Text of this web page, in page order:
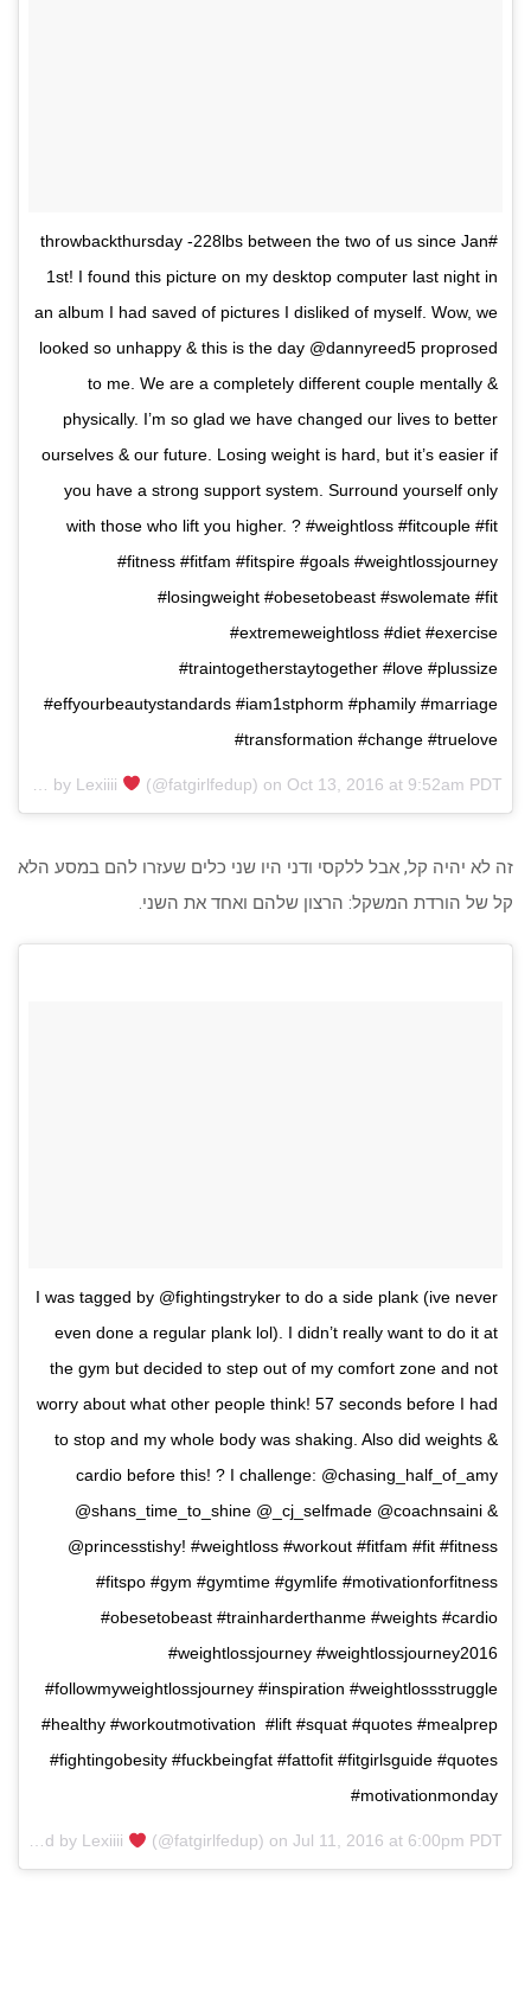
#throwbackthursday -228lbs between the two of us since Jan
1st! I found this picture on my desktop computer last night in
an album I had saved of pictures I disliked of myself. Wow, we
looked so unhappy & this is the day @dannyreed5 proprosed
to me. We are a completely different couple mentally &
physically. I’m so glad we have changed our lives to better
ourselves & our future. Losing weight is hard, but it’s easier if
you have a strong support system. Surround yourself only
with those who lift you higher. ? #weightloss #fitcouple #fit
#fitness #fitfam #fitspire #goals #weightlossjourney
#losingweight #obesetobeast #swolemate #fit
#extremeweightloss #diet #exercise
#traintogetherstaytogether #love #plussize
#effyourbeautystandards #iam1stphorm #phamily #marriage
#transformation #change #truelove
(@fatgirlfedup) on Oct 13, 2016 at 9:52am PDT
זה לא יהיה קל, אבל ללקסי ודני היו שני כלים שעזרו להם במסע הלא
קל של הורדת המשקל: הרצון שלהם ואחד את השני.
I was tagged by @fightingstryker to do a side plank (ive never
even done a regular plank lol). I didn’t really want to do it at
the gym but decided to step out of my comfort zone and not
worry about what other people think! 57 seconds before I had
to stop and my whole body was shaking. Also did weights &
cardio before this! ? I challenge: @chasing_half_of_amy
@shans_time_to_shine @_cj_selfmade @coachnsaini &
@princesstishy! #weightloss #workout #fitfam #fit #fitness
#fitspo #gym #gymtime #gymlife #motivationforfitness
#obesetobeast #trainharderthanme #weights #cardio
#weightlossjourney #weightlossjourney2016
#followmyweightlossjourney #inspiration #weightlossstruggle
#healthy #workoutmotivation #lift #squat #quotes #mealprep
#fightingobesity #fuckbeingfat #fattofit #fitgirlsguide #quotes
#motivationmonday
A post shared by Lexiiii (@fatgirlfedup) on Jul 11, 2016 at 6:00pm PDT